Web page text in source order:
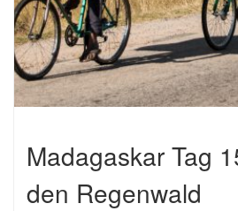
Madagaskar Tag
den Regenwald